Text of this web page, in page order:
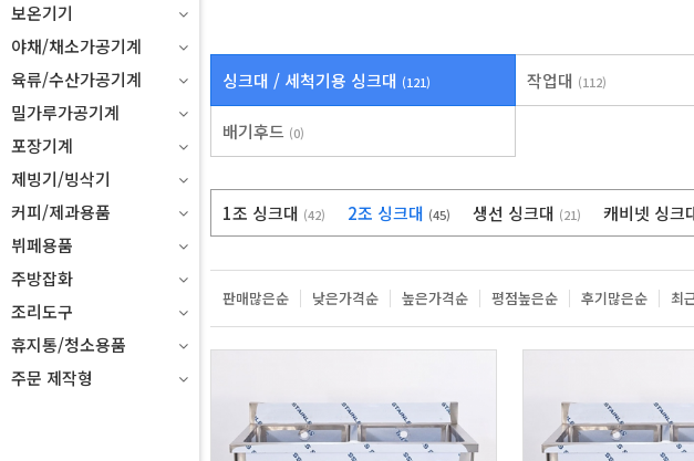
보온기기
야채/채소가공기계
육류/수산가공기계
밀가루가공기계
포장기계
제빙기/빙삭기
커피/제과용품
뷔페용품
주방잡화
조리도구
휴지통/청소용품
주문 제작형
싱크대 / 세척기용 싱크대 (121) 작업대 (112)
배기후드 (0)
1조 싱크대 (42) 2조 싱크대 (45) 생선 싱크대 (21) 캐비넷 싱크
판매많은순 낮은가격순 높은가격순 평점높은순 후기많은순 최